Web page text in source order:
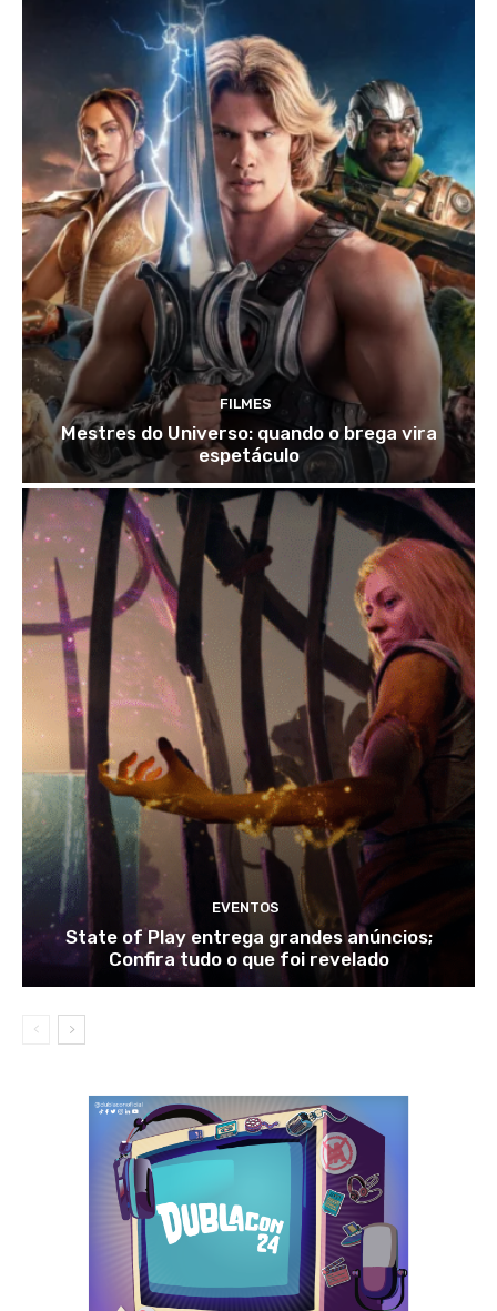
FILMES
Mestres do Universo: quando o brega vira
espetáculo
EVENTOS
State of Play entrega grandes anúncios;
Confira tudo o que foi revelado